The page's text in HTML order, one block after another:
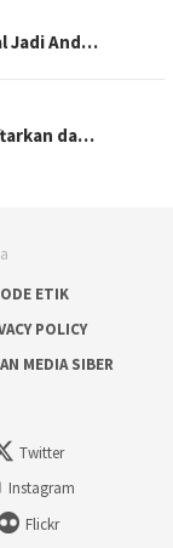
Jadi And…
da…
ETIK
POLICY
MEDIA SIBER
Twitter
Instagram
Flickr